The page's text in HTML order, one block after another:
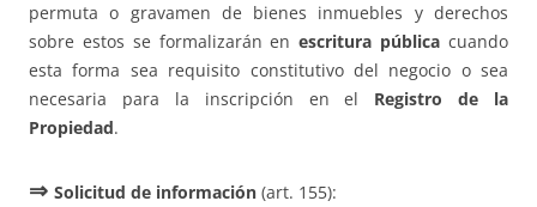
permuta o gravamen de bienes inmuebles y derechos
sobre estos se formalizarán enescritura pública cuando
esta forma sea requisito constitutivo del negocio o sea
necesaria para la inscripción en el Registro de la
Propiedad.
⇒ Solicitud de información (art. 155):